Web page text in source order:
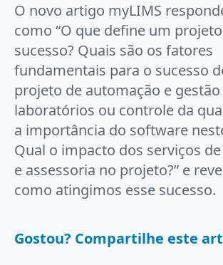
O novo artigo myLIMS
como “O que define um
sucesso? Quais são os fatores
fundamentais para o sucesso
projeto de automação e
laboratórios ou controle da
a importância do software
Qual o impacto dos serviços
e assessoria no projeto?” e
como atingimos esse sucesso.
Gostou? Compartilhe este